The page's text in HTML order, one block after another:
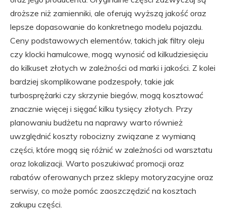
droższe niż zamienniki, ale oferują wyższą jakość oraz
lepsze dopasowanie do konkretnego modelu pojazdu.
Ceny podstawowych elementów, takich jak filtry oleju
czy klocki hamulcowe, mogą wynosić od kilkudziesięciu
do kilkuset złotych w zależności od marki i jakości. Z kolei
bardziej skomplikowane podzespoły, takie jak
turbosprężarki czy skrzynie biegów, mogą kosztować
znacznie więcej i sięgać kilku tysięcy złotych. Przy
planowaniu budżetu na naprawy warto również
uwzględnić koszty robocizny związane z wymianą
części, które mogą się różnić w zależności od warsztatu
oraz lokalizacji. Warto poszukiwać promocji oraz
rabatów oferowanych przez sklepy motoryzacyjne oraz
serwisy, co może pomóc zaoszczędzić na kosztach
zakupu części.